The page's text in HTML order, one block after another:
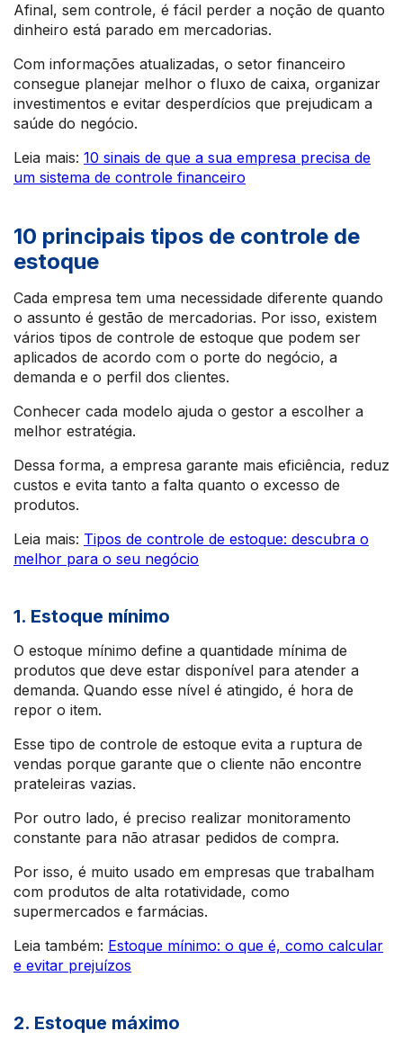
Afinal, sem controle, é fácil perder a noção de quanto
dinheiro está parado em mercadorias.
Com informações atualizadas, o setor financeiro
consegue planejar melhor o fluxo de caixa, organizar
investimentos e evitar desperdícios que prejudicam a
saúde do negócio.
Leia mais: 10 sinais de que a sua empresa precisa de
um sistema de controle financeiro
10 principais tipos de controle de
estoque
Cada empresa tem uma necessidade diferente quando
o assunto é gestão de mercadorias. Por isso, existem
vários tipos de controle de estoque que podem ser
aplicados de acordo com o porte do negócio, a
demanda e o perfil dos clientes.
Conhecer cada modelo ajuda o gestor a escolher a
melhor estratégia.
Dessa forma, a empresa garante mais eficiência, reduz
custos e evita tanto a falta quanto o excesso de
produtos.
Leia mais: Tipos de controle de estoque: descubra o
melhor para o seu negócio
1. Estoque mínimo
O estoque mínimo define a quantidade mínima de
produtos que deve estar disponível para atender a
demanda. Quando esse nível é atingido, é hora de
repor o item.
Esse tipo de controle de estoque evita a ruptura de
vendas porque garante que o cliente não encontre
prateleiras vazias.
Por outro lado, é preciso realizar monitoramento
constante para não atrasar pedidos de compra.
Por isso, é muito usado em empresas que trabalham
com produtos de alta rotatividade, como
supermercados e farmácias.
Leia também: Estoque mínimo: o que é, como calcular
e evitar prejuízos
2. Estoque máximo